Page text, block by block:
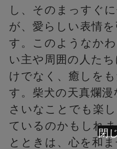
し、そのまっすぐ
が、愛らしい表情
す。このようなか
い主や周囲の人た
けでなく、癒しを
す。柴犬の天真爛漫
さいなことでも楽
ているのかもしれ
とときは、心を和
閉